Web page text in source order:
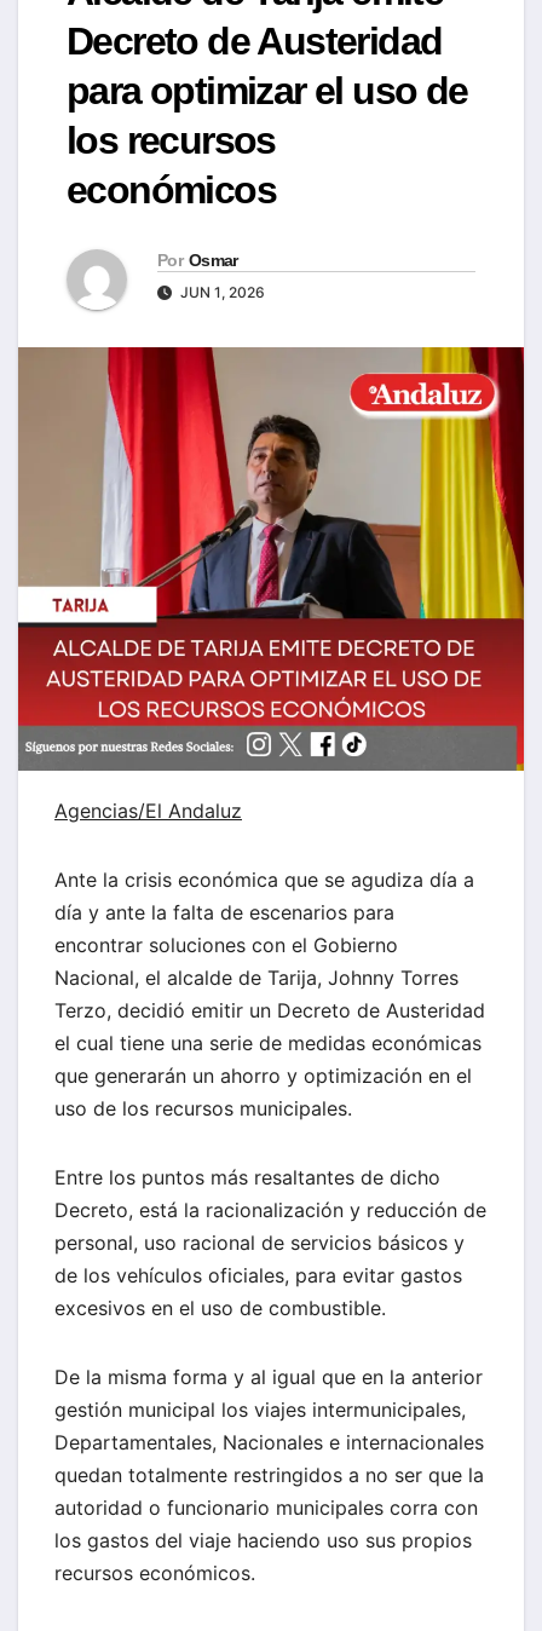
Decreto de Austeridad
para optimizar el uso de
los recursos
económicos
Por Osmar
JUN 1, 2026
Agencias/El Andaluz
Ante la crisis económica que se agudiza día a
día y ante la falta de escenarios para
encontrar soluciones con el Gobierno
Nacional, el alcalde de Tarija, Johnny Torres
Terzo, decidió emitir un Decreto de Austeridad
el cual tiene una serie de medidas económicas
que generarán un ahorro y optimización en el
uso de los recursos municipales.
Entre los puntos más resaltantes de dicho
Decreto, está la racionalización y reducción de
personal, uso racional de servicios básicos y
de los vehículos oficiales, para evitar gastos
excesivos en el uso de combustible.
De la misma forma y al igual que en la anterior
gestión municipal los viajes intermunicipales,
Departamentales, Nacionales e internacionales
quedan totalmente restringidos a no ser que la
autoridad o funcionario municipales corra con
los gastos del viaje haciendo uso sus propios
recursos económicos.